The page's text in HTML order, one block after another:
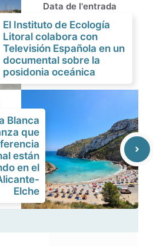
Data de l'entrada
El Instituto de Ecología
Litoral colabora con
Televisión Española en un
documental sobre la
posidonia oceánica
Blanca
que
están
en el
Elche